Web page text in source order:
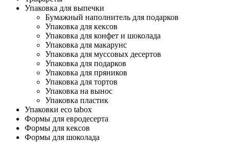
Упаковка для выпечки
Бумажный наполнитель для подарков
Упаковка для кексов
Упаковка для конфет и шоколада
Упаковка для макарунс
Упаковка для муссовых десертов
Упаковка для подарков
Упаковка для пряников
Упаковка для тортов
Упаковка на вынос
Упаковка пластик
Упаковки eco tabox
Формы для евродесерта
Формы для кексов
Формы для шоколада